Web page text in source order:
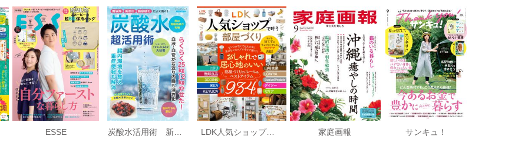
ESSE 炭酸水活用術 新装版 LDK人気ショップで叶う部屋づくり 家庭画報 サンキュ！